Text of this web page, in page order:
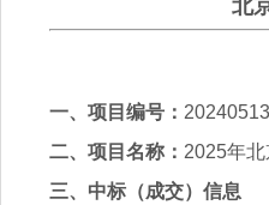
北
一、项目编号：
二、项目名称： 2025年
三、中标（成交）信息